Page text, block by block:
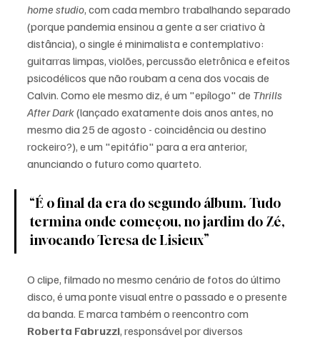
home studio, com cada membro trabalhando separado
(porque pandemia ensinou a gente a ser criativo à
distância), o single é minimalista e contemplativo:
guitarras limpas, violões, percussão eletrônica e efeitos
psicodélicos que não roubam a cena dos vocais de
Calvin. Como ele mesmo diz, é um "epílogo" de Thrills
After Dark (lançado exatamente dois anos antes, no
mesmo dia 25 de agosto - coincidência ou destino
rockeiro?), e um "epitáfio" para a era anterior,
anunciando o futuro como quarteto.
“É o final da era do segundo álbum. Tudo
termina onde começou, no jardim do Zé,
invocando Teresa de Lisieux”
O clipe, filmado no mesmo cenário de fotos do último
disco, é uma ponte visual entre o passado e o presente
da banda. E marca também o reencontro com
Roberta Fabruzzi, responsável por diversos